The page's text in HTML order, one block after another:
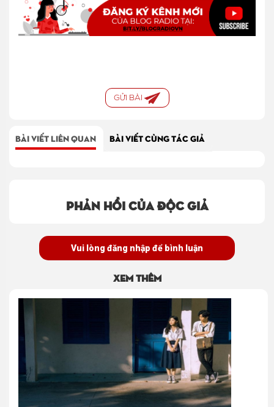
GỬI BÀI
BÀI VIẾT LIÊN QUAN BÀI VIẾT CÙNG TÁC GIẢ
Phản hồi của độc giả
Vui lòng đăng nhập để bình luận
Xem thêm